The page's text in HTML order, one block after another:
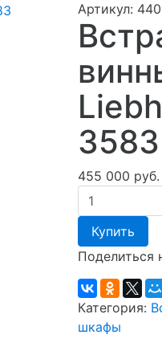
Артикул:
3583
455 000 руб.
Купить
Поделиться
Категория:
шкафы